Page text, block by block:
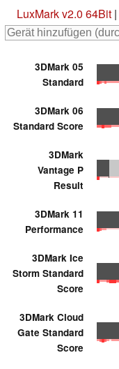
LuxMark v2.0 64Bit|
3DMark 05
Standard
3DMark 06
Standard Score
3DMark
Vantage P
Result
3DMark 11
Performance
3DMark Ice
Storm Standard
Score
3DMark Cloud
Gate Standard
Score